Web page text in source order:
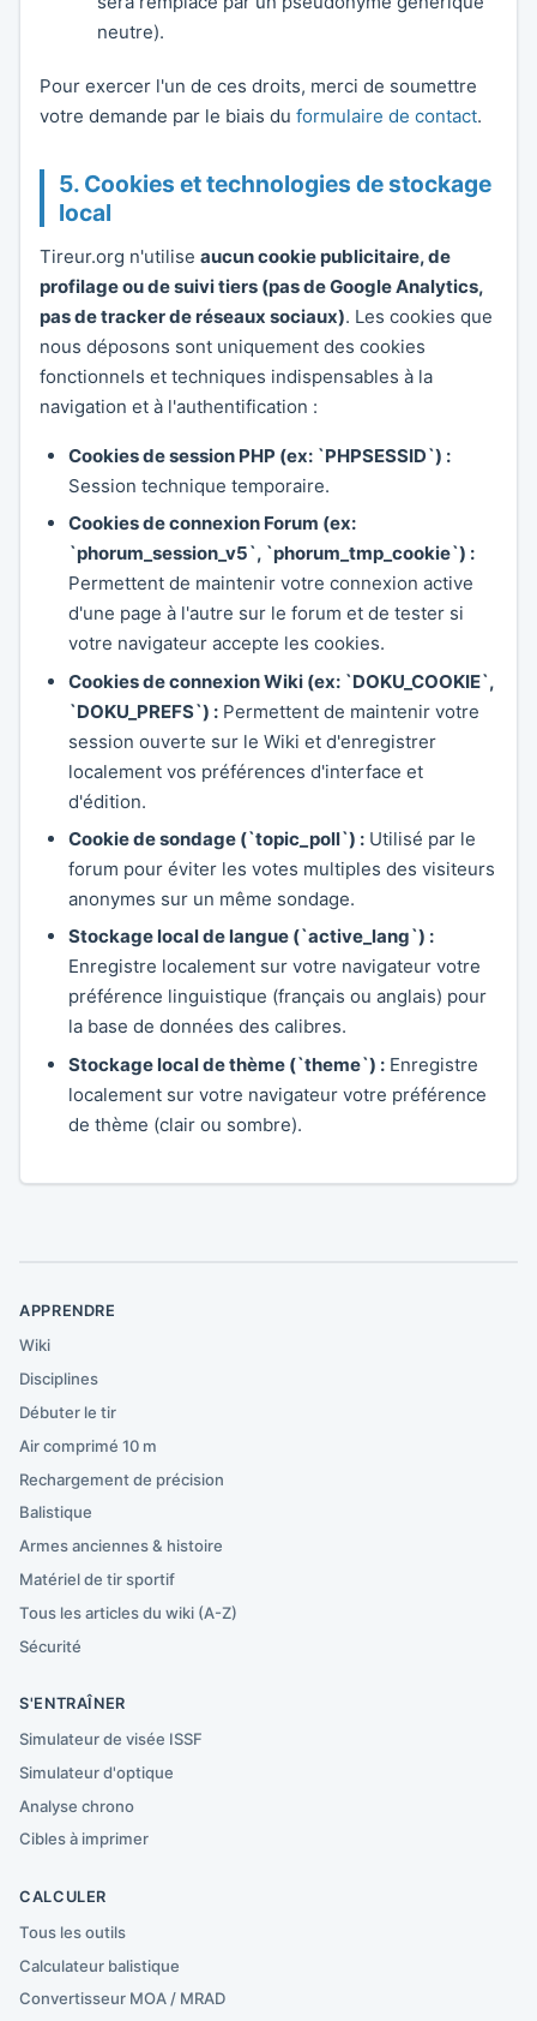
neutre).
Pour exercer l'un de ces droits, merci de soumettre
votre demande par le biais du formulaire de contact.
5. Cookies et technologies de stockage
local
Tireur.org n'utilise aucun cookie publicitaire, de
profilage ou de suivi tiers (pas de Google Analytics,
pas de tracker de réseaux sociaux). Les cookies que
nous déposons sont uniquement des cookies
fonctionnels et techniques indispensables à la
navigation et à l'authentification :
Cookies de session PHP (ex: `PHPSESSID`) :
Session technique temporaire.
Cookies de connexion Forum (ex:
`phorum_session_v5`, `phorum_tmp_cookie`) :
Permettent de maintenir votre connexion active
d'une page à l'autre sur le forum et de tester si
votre navigateur accepte les cookies.
Cookies de connexion Wiki (ex: `DOKU_COOKIE`,
`DOKU_PREFS`) : Permettent de maintenir votre
session ouverte sur le Wiki et d'enregistrer
localement vos préférences d'interface et
d'édition.
Cookie de sondage (`topic_poll`) : Utilisé par le
forum pour éviter les votes multiples des visiteurs
anonymes sur un même sondage.
Stockage local de langue (`active_lang`) :
Enregistre localement sur votre navigateur votre
préférence linguistique (français ou anglais) pour
la base de données des calibres.
Stockage local de thème (`theme`) : Enregistre
localement sur votre navigateur votre préférence
de thème (clair ou sombre).
APPRENDRE
Wiki
Disciplines
Débuter le tir
Air comprimé 10 m
Rechargement de précision
Balistique
Armes anciennes & histoire
Matériel de tir sportif
Tous les articles du wiki (A-Z)
Sécurité
S'ENTRAÎNER
Simulateur de visée ISSF
Simulateur d'optique
Analyse chrono
Cibles à imprimer
CALCULER
Tous les outils
Calculateur balistique
Convertisseur MOA / MRAD